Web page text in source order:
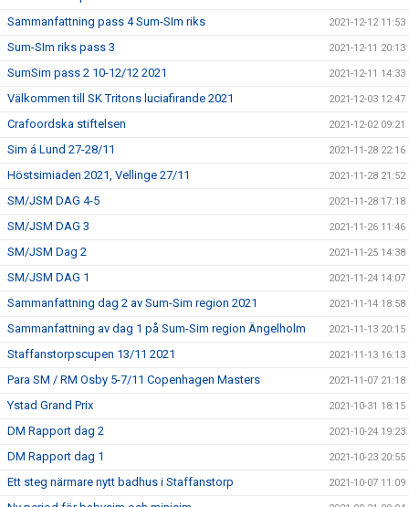
Sammanfattning pass 4 Sum-SIm riks 2021-12-12 11:53
Sum-SIm riks pass 3 2021-12-11 20:13
SumSim pass 2 10-12/12 2021 2021-12-11 14:33
Välkommen till SK Tritons luciafirande 2021 2021-12-03 12:47
Crafoordska stiftelsen 2021-12-02 09:21
Sim á Lund 27-28/11 2021-11-28 22:16
Höstsimiaden 2021, Vellinge 27/11 2021-11-28 21:52
SM/JSM DAG 4-5 2021-11-28 17:18
SM/JSM DAG 3 2021-11-26 11:46
SM/JSM Dag 2 2021-11-25 14:38
SM/JSM DAG 1 2021-11-24 14:07
Sammanfattning dag 2 av Sum-Sim region 2021 2021-11-14 18:58
Sammanfattning av dag 1 på Sum-Sim region Ängelholm 2021-11-13 20:15
Staffanstorpscupen 13/11 2021 2021-11-13 16:13
Para SM / RM Osby 5-7/11 Copenhagen Masters 2021-11-07 21:18
Ystad Grand Prix 2021-10-31 18:15
DM Rapport dag 2 2021-10-24 19:23
DM Rapport dag 1 2021-10-23 20:55
Ett steg närmare nytt badhus i Staffanstorp 2021-10-07 11:09